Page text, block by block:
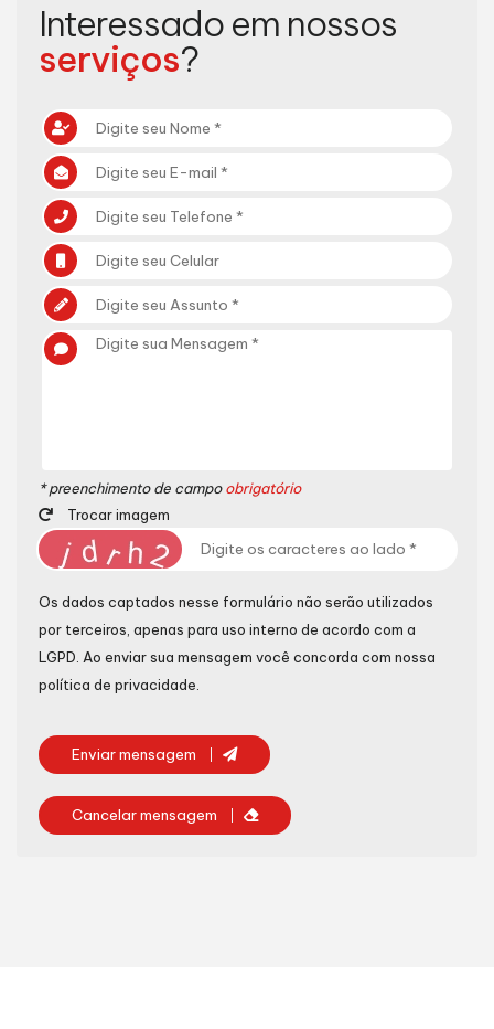
Interessado em nossos
serviços?
* preenchimento de campoobrigatório
Trocar imagem
Os dados captados nesse formulário não serão utilizados
por terceiros, apenas para uso interno de acordo com a
LGPD . Ao enviar sua mensagem você concorda com nossa
política de privacidade.
Enviar mensagem
Cancelar mensagem